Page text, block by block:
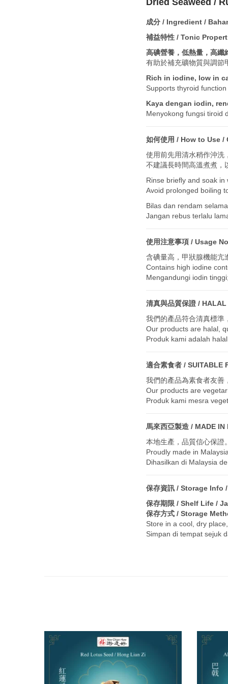
Dried Seaweed /
成分 / Ingredient /
補益特性 / Tonic
高碘營養，低熱量，高纖
有助於補充礦物質與調節
Rich in iodine, low in
Supports thyroid
Kaya dengan iodin,
Menyokong fungsi tiroid
如何使用 / How to Use
使用前先用清水稍作沖洗
不建議長時間高溫煮煮，
Rinse briefly and soak
Avoid prolonged boiling
Bilas dan rendam
Jangan rebus terlalu
使用注意事項 / Usage
含碘量高，甲狀腺機能亢
Contains high iodine
Mengandungi iodin
清真與品質保證 /
我們的產品符合清真標準
Our products are halal,
Produk kami adalah
適合素食者 / SUITABLE
我們的產品為素食者友善
Our products are
Produk kami mesra
馬來西亞製造 / MADE
本地生產，品質信心保證
Proudly made in
Dihasilkan di Malaysia
保存資訊 / Storage Info
保存期限 / Shelf Life /
保存方式 / Storage
Store in a cool, dry
Simpan di tempat sejuk